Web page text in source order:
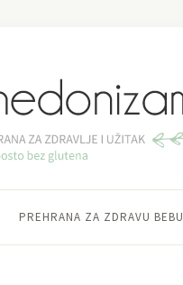
PREHRANA ZA ZDRAVU BEBU